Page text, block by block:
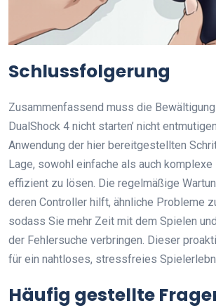
Schlussfolgerung
Zusammenfassend muss die Bewältigung
DualShock 4 nicht starten’ nicht
Anwendung der hier bereitgestellten
Lage, sowohl einfache als auch
effizient zu lösen. Die regelmäßige
deren Controller hilft, ähnliche Probleme
sodass Sie mehr Zeit mit dem Spielen
der Fehlersuche verbringen. Dieser
für ein nahtloses, stressfreies
Häufig gestellte